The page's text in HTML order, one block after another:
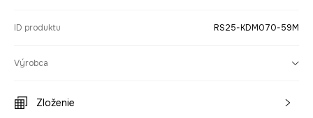
ID produktu RS25-KDM070-59M
Výrobca
Zloženie